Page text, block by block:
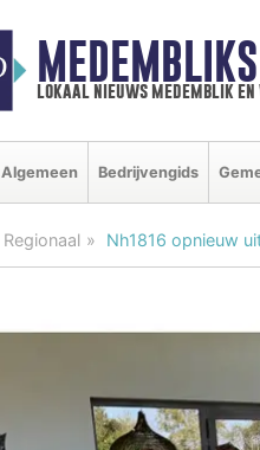
lokaal nieuws medemblik
Algemeen Bedrijvengids
Regionaal Nh1816 opnieuw